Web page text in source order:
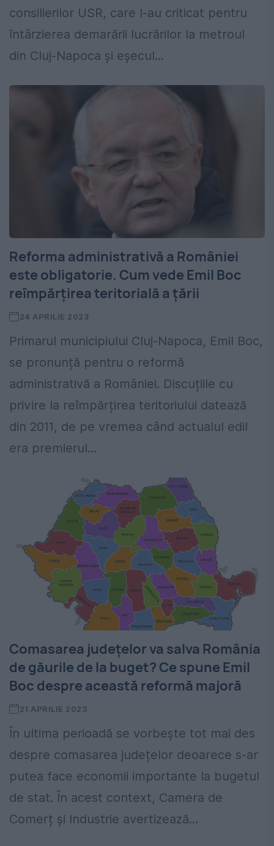
consilierilor USR, care l-au criticat pentru
întârzierea demarării lucrărilor la metroul
din Cluj-Napoca și eșecul...
Reforma administrativă a României
este obligatorie. Cum vede Emil Boc
reîmpărțirea teritorială a țării
24 APRILIE 2023
Primarul municipiului Cluj-Napoca, Emil Boc,
se pronunță pentru o reformă
administrativă a României. Discuțiile cu
privire la reîmpărțirea teritoriului datează
din 2011, de pe vremea când actualul edil
era premierul...
Comasarea județelor va salva România
de găurile de la buget? Ce spune Emil
Boc despre această reformă majoră
21 APRILIE 2023
În ultima perioadă se vorbește tot mai des
despre comasarea județelor deoarece s-ar
putea face economii importante la bugetul
de stat. În acest context, Camera de
Comerț şi Industrie avertizează...